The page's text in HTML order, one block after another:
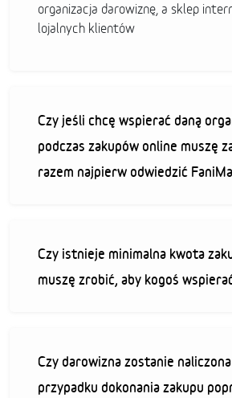
organizacja darowiznę, a sklep
lojalnych klientów
Czy jeśli chcę wspierać daną
podczas zakupów online muszę
razem najpierw odwiedzić
Czy istnieje minimalna kwota
muszę zrobić, aby kogoś
Czy darowizna zostanie
przypadku dokonania zakupu